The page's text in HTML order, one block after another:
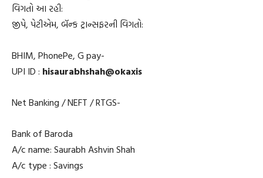
વિગતો આ રહી:
જીપે, પેટીએમ, બૅન્ક ટ્રાન્સફરની વિગતો:
BHIM, PhonePe, G pay-
UPI ID : hisaurabhshah@okaxis
Net Banking / NEFT / RTGS-
Bank of Baroda
A/c name: Saurabh Ashvin Shah
A/c type : Savings